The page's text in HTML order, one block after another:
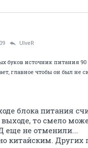
UlveR
буков источник питания 90
главное чтобы он был не
блока питания
то смело
еще не отменили...
китайским. Других